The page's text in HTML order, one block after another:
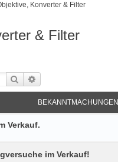
Konverter & Filter
& Filter
Suche
BEKANNTMACHUNGEN
Verkauf.
im Verkauf!